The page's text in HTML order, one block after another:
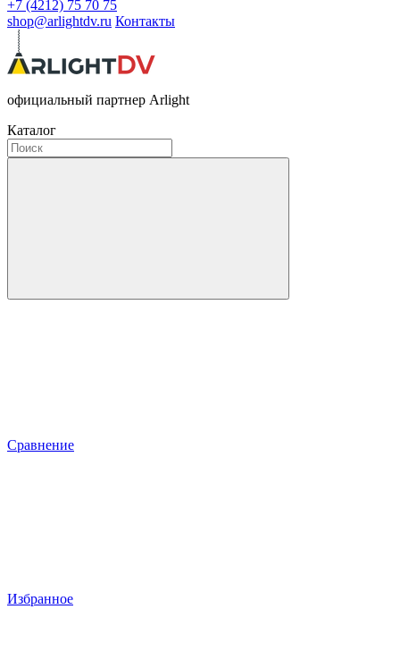
+7 (4212) 75 70 75
shop@arlightdv.ru Контакты
официальный партнер Arlight
Каталог
Сравнение
Избранное